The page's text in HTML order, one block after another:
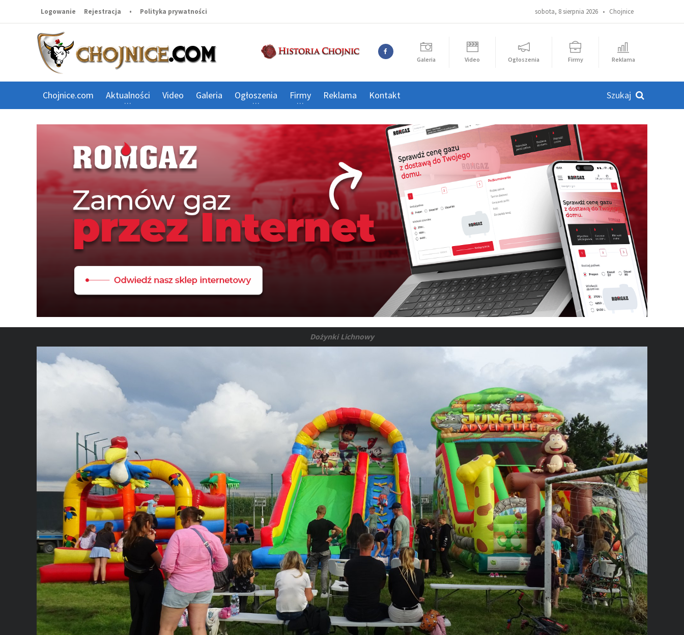
sobota, 8 sierpnia 2026 • Chojnice
Logowanie Rejestracja • Polityka prywatności
Galeria Video Ogłoszenia Firmy Reklama
Chojnice.com Aktualności Video Galeria Ogłoszenia Firmy Reklama Kontakt
Dożynki Lichnowy